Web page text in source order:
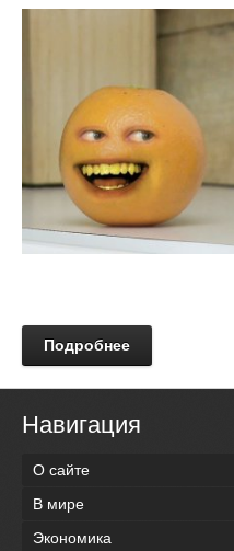
Подробнее
Навигация
О сайте
В мире
Экономика